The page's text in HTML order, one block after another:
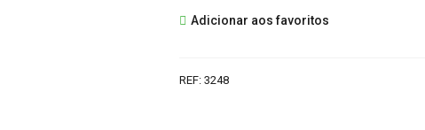
ICAdicionar aos favoritos
REF: 3248